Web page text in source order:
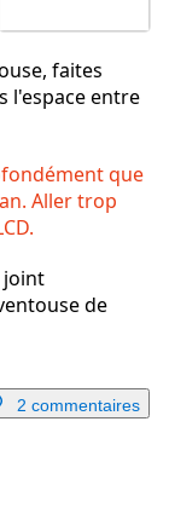
faites
l'espace entre
que
Aller trop
joint
de
2 commentaires